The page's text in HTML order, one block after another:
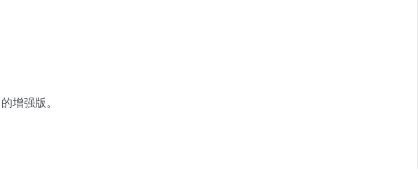
增强版。